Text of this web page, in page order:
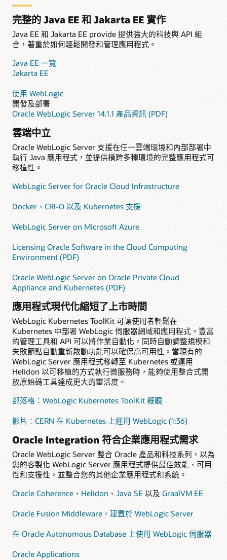
完整的 Java EE 和 Jakarta EE 實作
Java EE 和 Jakarta EE provide 提供強大的科技與 API 組
合，著重於如何輕鬆開發和管理應用程式。
Java EE 一覽
Jakarta EE
使用 WebLogic
開發及部署
Oracle WebLogic Server 14.1.1 產品資訊 (PDF)
雲端中立
Oracle WebLogic Server 支援在任一雲端環境和內部部署中
執行 Java 應用程式，並提供橫跨多種環境的完整應用程式可
移植性。
WebLogic Server for Oracle Cloud Infrastructure
Docker、CRI-O 以及 Kubernetes 支援
WebLogic Server on Microsoft Azure
Licensing Oracle Software in the Cloud Computing
Environment (PDF)
Oracle WebLogic Server on Oracle Private Cloud
Appliance and Kubernetes (PDF)
應用程式現代化縮短了上市時間
WebLogic Kubernetes ToolKit 可讓使用者輕鬆在
Kubernetes 中部署 WebLogic 伺服器網域和應用程式。豐富
的管理工具和 API 可以將作業自動化，同時自動調整規模和
失敗節點自動重新啟動功能可以確保高可用性。當現有的
WebLogic Server 應用程式移轉至 Kubernetes 或運用
Helidon 以可移植的方式執行微服務時，能夠使用整合式開
放原始碼工具達成更大的靈活度。
部落格：WebLogic Kubernetes ToolKit 概觀
影片：CERN 在 Kubernetes 上運用 WebLogic (1:36)
Oracle Integration 符合企業應用程式需求
Oracle WebLogic Server 整合 Oracle 產品和科技系列，以為
您的客製化 WebLogic Server 應用程式提供最佳效能、可用
性和支援性，並整合您的其他企業應用程式和系統。
Oracle Coherence 、 Helidon 、 Java SE 以及 GraalVM EE
Oracle Fusion Middleware，建置於 WebLogic Server
在 Oracle Autonomous Database 上使用 WebLogic 伺服器
Oracle Applications